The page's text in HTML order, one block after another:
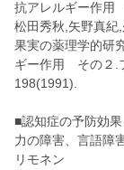
抗アレルギー作用
松田秀秋,矢野真紀
果実の薬理学的研
ギー作用 その２.
198(1991).
■認知症の予防効
力の障害、言語障
リモネン